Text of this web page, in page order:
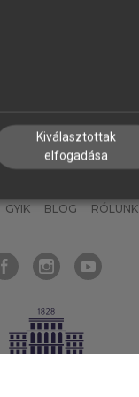
GYIK BLOG RÓLUNK
Kiválasztottak
elfogadása